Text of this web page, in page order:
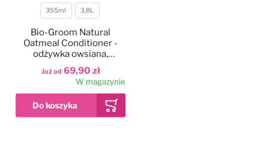
Pojemność
355ml 3,8L
Już od 69,90 zł
Bio-Groom Natural
Oatmeal Conditioner -
odżywka owsiana,
hypoalergiczna do sierści
psa i kota, koncentrat 1:4
W magazynie